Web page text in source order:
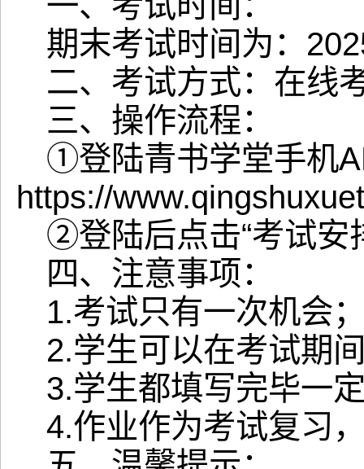
期末考试时间为：
二、考试方式：在线
三、操作流程：
①登陆青书学堂手机
https://
②登陆后点击“考试安
四、注意事项：
1.考试只有一次机会
2.学生可以在考试期
3.学生都填写完毕一
4.作业作为考试复习